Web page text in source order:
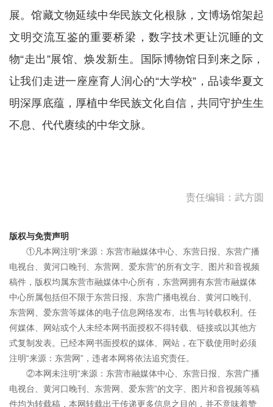
展。馆藏文物延续中华民族文化根脉，文博场馆架起
文明交流互鉴的重要桥梁，数字技术更让沉睡的文
物“走出”展馆、焕发新生。国际博物馆日到来之际，
让我们走进一座座育人润心的“大学校”，品读华夏文
明深厚底蕴，厚植中华民族文化自信，共同守护生生
不息、代代赓续的中华文脉。
责任编辑：武方圆
版权与免责声明
①凡本网注明“来源：东营市融媒体中心、东营日报、东营广播
电视台、黄河口晚刊、东营网、爱东营”的所有文字、图片和音视频
稿件，版权均属东营市融媒体中心所有，东营网拥有东营市融媒体
中心所属包括但不限于东营日报、东营广播电视台、黄河口晚刊、
东营网、爱东营等媒体的电子信息网络发布、出售与转载权利。任
何媒体、网站或个人未经本网书面授权不得转载、链接或以其他方
式复制发表。已经本网书面授权的媒体、网站，在下载使用时必须
注明“来源：东营网”，违者本网将依法追究责任。
②本网未注明“来源：东营市融媒体中心、东营日报、东营广播
电视台、黄河口晚刊、东营网、爱东营”的文字、图片和音视频等稿
件均为转载稿，本网转载出于传递更多信息之目的，并不意味着赞